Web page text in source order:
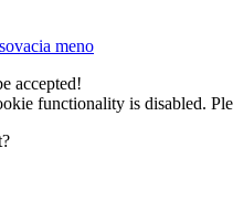
meno
accepted!
functionality is disabled.